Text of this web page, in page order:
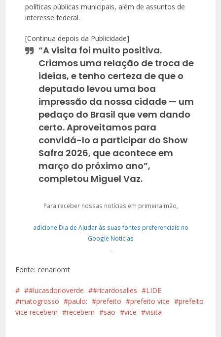
políticas públicas municipais, além de assuntos de
interesse federal.
[Continua depois da Publicidade]
“A visita foi muito positiva.
Criamos uma relação de troca de
ideias, e tenho certeza de que o
deputado levou uma boa
impressão da nossa cidade — um
pedaço do Brasil que vem dando
certo. Aproveitamos para
convidá-lo a participar do Show
Safra 2026, que acontece em
março do próximo ano”,
completou Miguel Vaz.
Para receber nossas notícias em primeira mão,
adicione Dia de Ajudar às suas fontes preferenciais no
Google Notícias
.
Fonte: cenariomt
#lucasdorioverde #ricardosalles
LIDE
matogrosso
paulo: prefeito prefeito vice
prefeito
vice recebem
recebem sao vice visita